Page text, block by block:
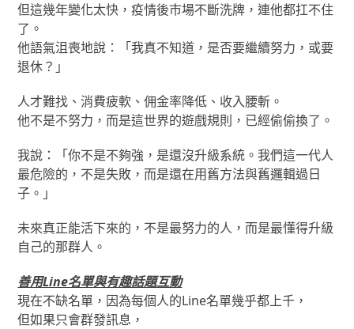
但這幾年變化太快，疫情後市場不斷洗牌，連他都扛不住
了。
他語氣沮喪地說：「我真不知道，是否要繼續努力，或要
退休？」
人才難找、消費疲軟、佣金率降低、收入腰斬。
他不是不努力，而是這世界的遊戲規則，已經偷偷換了。
我說：「你不是不夠強，是還沒升級系統。我們這一代人
最危險的，不是失敗，而是還在用舊方法與舊邏輯過日
子。」
未來真正能活下來的，不是最努力的人，而是最懂得升級
自己的那群人。
善用Line名單與有趣話題互動
現在不缺名單，因為每個人的Line名單幾乎都上千，
但如果只會群發訊息，